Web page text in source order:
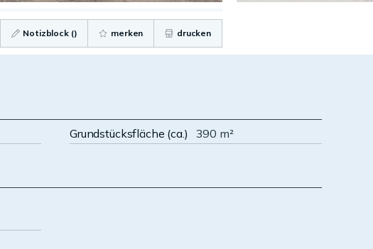
Notizblock () merken drucken
Grundstücksfläche (ca.) 390 m²